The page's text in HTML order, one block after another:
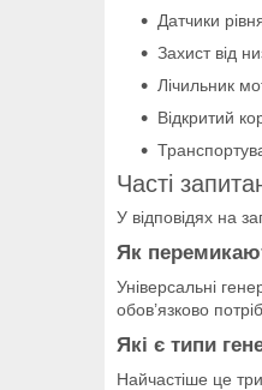
Датчики
Захист від
Лічильник
Відкритий
Часті
У відповідях на
Як
Універсальні
обов’язково
Які є типи
Найчастіше це